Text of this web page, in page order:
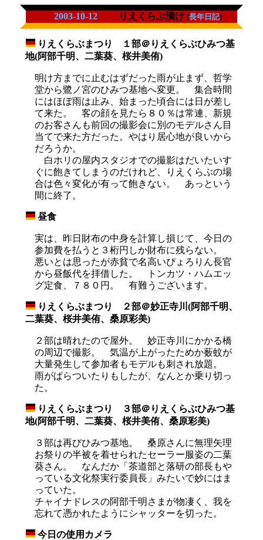
2003-10-12 りえくらぶ漬け [長年日記]
りえくらぶまつり １部＠りえくらぶひみつ基
地(阿部千明、二葉葵、桜井美侑)
明け方までに止むはずだった雨が止まず、哲学
堂から鷺ノ宮のひみつ基地へ変更。 集合時間
にはほぼ雨は止み、始まった頃合には日が差し
て来た。 客の顔を見たら８０％は常連、新規
のお客さんも前回の撮影会に別のモデルさん目
当てで来た方だった。やはり居心地が良いから
だろうか。
白ホリの屋内スタジオでの撮影はだいたいす
ぐに飽きてしまうのだけれど、りえくらぶの場
合は色々変化が有って飽きない。 あっという
間に終了。
昼食
実は、昨日財布の中身を計算し損じて、今日の
参加費を払うと３桁円しか財布に残らない。
悪いとは思ったが赤貧で名高いぴょろりん長官
から昼飯代を拝借した。 トンカツ・ハムエッ
グ定食、７８０円。 有難うございます。
りえくらぶまつり ２部＠妙正寺川(阿部千明、
二葉葵、桜井美侑、桑原彩美)
２部は晴れたので屋外。 妙正寺川にかかる橋
の周辺で撮影。 気温が上がったためか薮蚊が
大量発生して参加者もモデルも刺され放題。
雨がぱらついたりもしたが、なんとか乗り切っ
た。
りえくらぶまつり ３部＠りえくらぶひみつ基
地(阿部千明、二葉葵、桜井美侑、桑原彩美)
３部は再びひみつ基地。 桑原さんに無理矢理
お祭りの半被を着せられたセーラー服姿の二葉
葵さん。 なんだか「茶道部と落研の部長もや
っている文化祭実行委員長」みたいで妙にはま
っていた。
チャイナドレスの阿部千明さまが物凄く、我を
忘れて憑かれたようにシャッターを切った。
今日の使用カメラ